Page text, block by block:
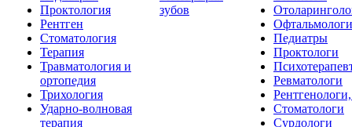
Проктология
Рентген
Стоматология
Терапия
Травматология и
ортопедия
Трихология
Ударно-волновая
терапия
зубов
Офтальмологи
Педиатры
Проктологи
Ревматологи
Стоматологи
Сурдологи